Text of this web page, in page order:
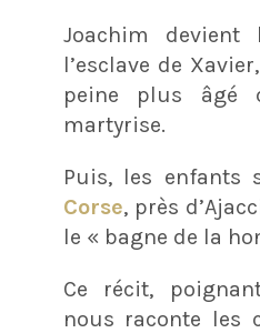
Joachim
l’esclave de
peine plus
martyrise.
Puis, les enfants
Corse, près
le « bagne de la
Ce récit,
nous raconte les